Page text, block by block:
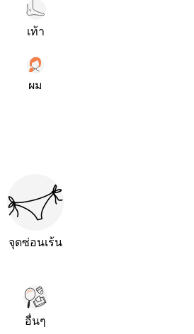
เท้า
ผม
จุดซ่อนเร้น
อื่นๆ